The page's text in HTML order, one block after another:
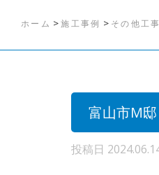
ホーム >施工事例 > その他工
富山市M
投稿日